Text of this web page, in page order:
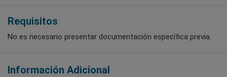
Requisitos
No es necesario presentar documentación específica previa.
Información Adicional